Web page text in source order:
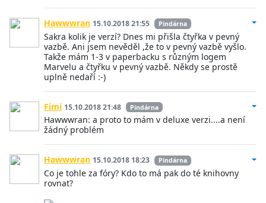
Hawwwran 15.10.2018 21:55 Pindárna
Sakra kolik je verzí? Dnes mi přišla čtyřka v pevný
vazbě. Ani jsem nevěděl ,že to v pevný vazbě vyšlo.
Takže mám 1-3 v paperbacku s různým logem
Marvelu a čtyřku v pevný vazbě. Někdy se prostě
uplně nedaří :-)
Fimi 15.10.2018 21:48 Pindárna
Hawwwran: a proto to mám v deluxe verzi....a není
žádný problém
Hawwwran 15.10.2018 18:23 Pindárna
Co je tohle za fóry? Kdo to má pak do té knihovny
rovnat?